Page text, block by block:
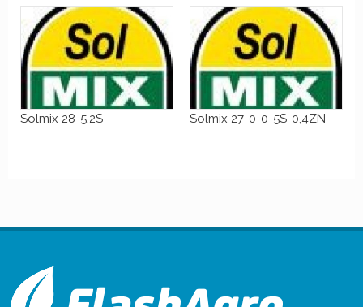
Solmix 28-5,2S Solmix 27-0-0-5S-0,4ZN